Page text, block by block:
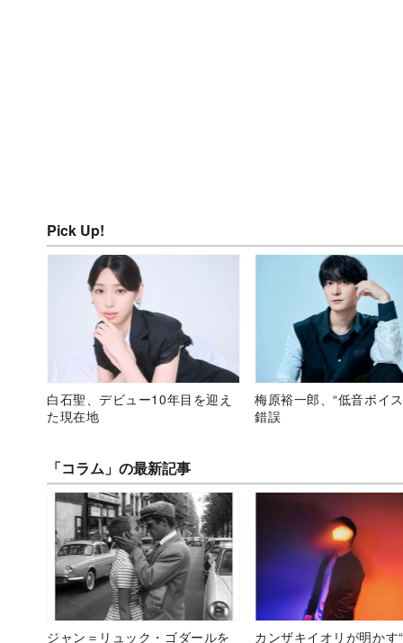
Pick Up!
白石聖、デビュー10年目を迎え
た現在地
梅原裕一郎、“低音ボイ
錯誤
「コラム」の最新記事
ジャン＝リュック・ゴダールを カンザキイオリが明かす